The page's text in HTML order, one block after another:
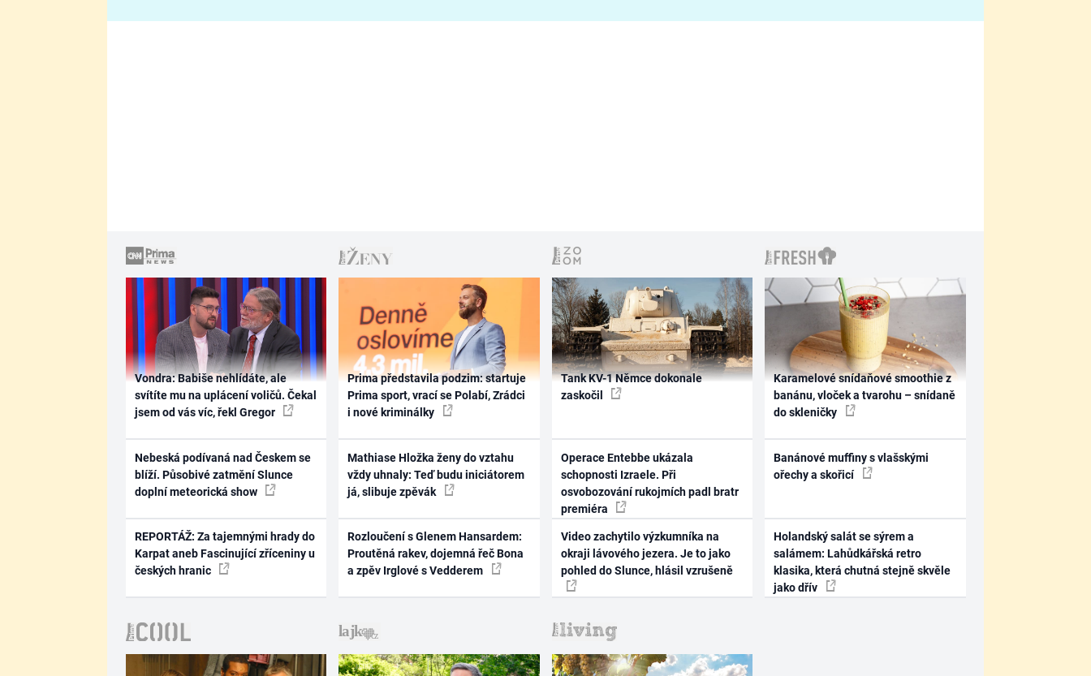
Vondra: Babiše nehlídáte, ale
svítíte mu na uplácení voličů. Čekal
jsem od vás víc, řekl Gregor
Nebeská podívaná nad Českem se
blíží. Působivé zatmění Slunce
doplní meteorická show
REPORTÁŽ: Za tajemnými hrady do
Karpat aneb Fascinující zříceniny u
českých hranic
Prima představila podzim: startuje
Prima sport, vrací se Polabí, Zrádci
i nové kriminálky
Mathiase Hložka ženy do vztahu
vždy uhnaly: Teď budu iniciátorem
já, slibuje zpěvák
Rozloučení s Glenem Hansardem:
Proutěná rakev, dojemná řeč Bona
a zpěv Irglové s Vedderem
Tank KV-1 Němce dokonale
zaskočil
Operace Entebbe ukázala
schopnosti Izraele. Při
osvobozování rukojmích padl bratr
premiéra
Video zachytilo výzkumníka na
okraji lávového jezera. Je to jako
pohled do Slunce, hlásil vzrušeně
Karamelové snídaňové smoothie z
banánu, vloček a tvarohu – snídaně
do skleničky
Banánové muffiny s vlašskými
ořechy a skořicí
Holandský salát se sýrem a
salámem: Lahůdkářská retro
klasika, která chutná stejně skvěle
jako dřív